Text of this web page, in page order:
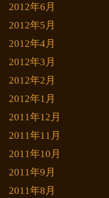
2012年6月
2012年5月
2012年4月
2012年3月
2012年2月
2012年1月
2011年12月
2011年11月
2011年10月
2011年9月
2011年8月